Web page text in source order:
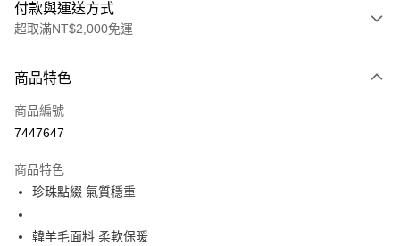
付款與運送方式
超取滿NT$2,000免運
信用卡一次付款
超商取貨付款
Apple Pay
悠遊付
商品特色
商品編號
7447647
商品特色
珍珠點綴 氣質穩重
韓羊毛面料 柔軟保暖